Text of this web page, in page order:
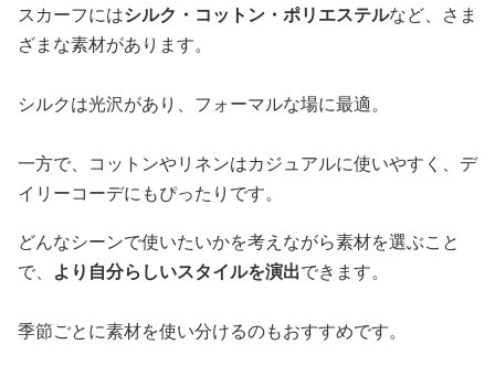
スカーフにはシルク・コットン・ポリエステルなど、さま
ざまな素材があります。
シルクは光沢があり、フォーマルな場に最適。
一方で、コットンやリネンはカジュアルに使いやすく、デ
イリーコーデにもぴったりです。
どんなシーンで使いたいかを考えながら素材を選ぶこと
で、 より自分らしいスタイルを演出できます。
季節ごとに素材を使い分けるのもおすすめです。